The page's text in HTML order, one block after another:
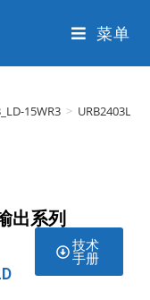
菜单
15WR3 > URB2403LD-
出系列
技术
手册